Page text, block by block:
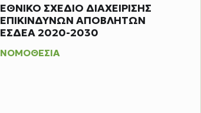
ΕΘΝΙΚΟ ΣΧΕΔΙΟ ΔΙΑΧΕΙΡΙΣΗΣ
ΕΠΙΚΙΝΔΥΝΩΝ ΑΠΟΒΛΗΤΩΝ
ΕΣΔΕΑ 2020-2030
ΝΟΜΟΘΕΣΊΑ